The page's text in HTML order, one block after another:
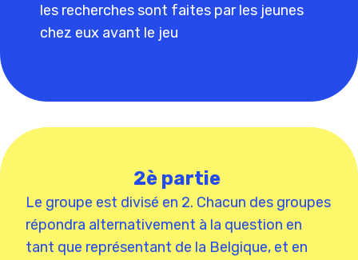
les recherches sont faites par les jeunes
chez eux avant le jeu
2è partie
Le groupe est divisé en 2. Chacun des groupes
répondra alternativement à la question en
tant que représentant de la Belgique, et en